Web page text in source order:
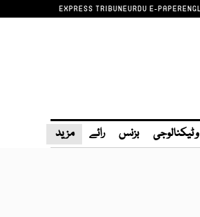
EXPRESS TRIBUNEURDU E-PAPER
ٹیکنالوجی بزنس رائے مزید